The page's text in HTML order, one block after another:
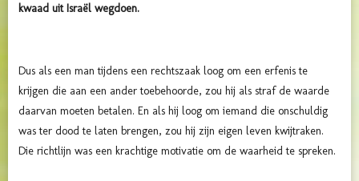
kwaad uit Israël wegdoen.
Dus als een man tijdens een rechtszaak loog om een erfenis te
krijgen die aan een ander toebehoorde, zou hij als straf de waarde
daarvan moeten betalen. En als hij loog om iemand die onschuldig
was ter dood te laten brengen, zou hij zijn eigen leven kwijtraken.
Die richtlijn was een krachtige motivatie om de waarheid te spreken.